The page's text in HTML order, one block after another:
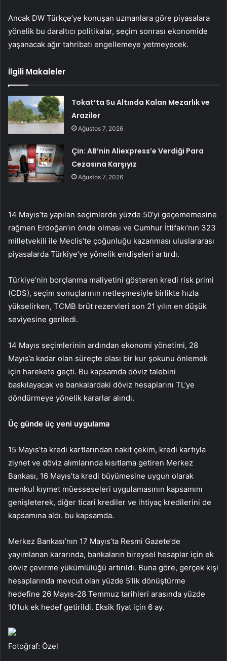
Ancak DW Türkçe’ye konuşan uzmanlara göre piyasalara
yönelik bu daraltıcı politikalar, seçim sonrası ekonomide
yaşanacak ağır tahribatı engellemeye yetmeyecek.
İlgili Makaleler
Tokat’ta Su Altında Kalan Mezarlık ve
Araziler
Ağustos 7, 2026
Çin: AB’nin Aliexpress’e Verdiği Para
Cezasına Karşıyız
Ağustos 7, 2026
14 Mayıs’ta yapılan seçimlerde yüzde 50’yi geçememesine
rağmen Erdoğan’ın önde olması ve Cumhur İttifakı’nın 323
milletvekili ile Meclis’te çoğunluğu kazanması uluslararası
piyasalarda Türkiye’ye yönelik endişeleri artırdı.
Türkiye’nin borçlanma maliyetini gösteren kredi risk primi
(CDS), seçim sonuçlarının netleşmesiyle birlikte hızla
yükselirken, TCMB brüt rezervleri son 21 yılın en düşük
seviyesine geriledi.
14 Mayıs seçimlerinin ardından ekonomi yönetimi, 28
Mayıs’a kadar olan süreçte olası bir kur şokunu önlemek
için harekete geçti. Bu kapsamda döviz talebini
baskılayacak ve bankalardaki döviz hesaplarını TL’ye
döndürmeye yönelik kararlar alındı.
Üç günde üç yeni uygulama
15 Mayıs’ta kredi kartlarından nakit çekim, kredi kartıyla
ziynet ve döviz alımlarında kısıtlama getiren Merkez
Bankası, 16 Mayıs’ta kredi büyümesine uygun olarak
menkul kıymet müesseseleri uygulamasının kapsamını
genişleterek, diğer ticari krediler ve ihtiyaç kredilerini de
kapsamına aldı. bu kapsamda.
Merkez Bankası’nın 17 Mayıs’ta Resmi Gazete’de
yayımlanan kararında, bankaların bireysel hesaplar için ek
döviz çevirme yükümlülüğü artırıldı. Buna göre, gerçek kişi
hesaplarında mevcut olan yüzde 5’lik dönüştürme
hedefine 26 Mayıs-28 Temmuz tarihleri ​​arasında yüzde
10’luk ek hedef getirildi. Eksik fiyat için 6 ay.
Fotoğraf: Özel